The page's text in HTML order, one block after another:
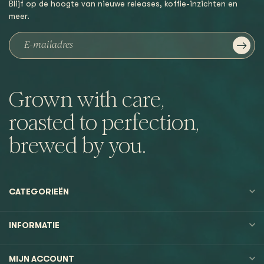
Grown with care,
roasted to perfection,
brewed by you.
Blijf op de hoogte van nieuwe releases, koffie-inzichten en
meer.
CATEGORIEËN
INFORMATIE
MIJN ACCOUNT